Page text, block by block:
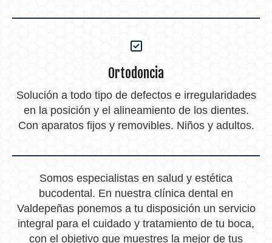
Ortodoncia
Solución a todo tipo de defectos e irregularidades
en la posición y el alineamiento de los dientes.
Con aparatos fijos y removibles. Niños y adultos.
Somos especialistas en salud y estética
bucodental. En nuestra clínica dental en
Valdepeñas ponemos a tu disposición un servicio
integral para el cuidado y tratamiento de tu boca,
con el objetivo que muestres la mejor de tus